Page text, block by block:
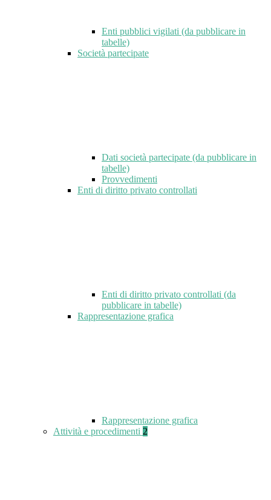
Enti pubblici vigilati (da pubblicare in
tabelle)
Società partecipate
Dati società partecipate (da pubblicare in
tabelle)
Provvedimenti
Enti di diritto privato controllati
Enti di diritto privato controllati (da
pubblicare in tabelle)
Rappresentazione grafica
Rappresentazione grafica
Attività e procedimenti 2